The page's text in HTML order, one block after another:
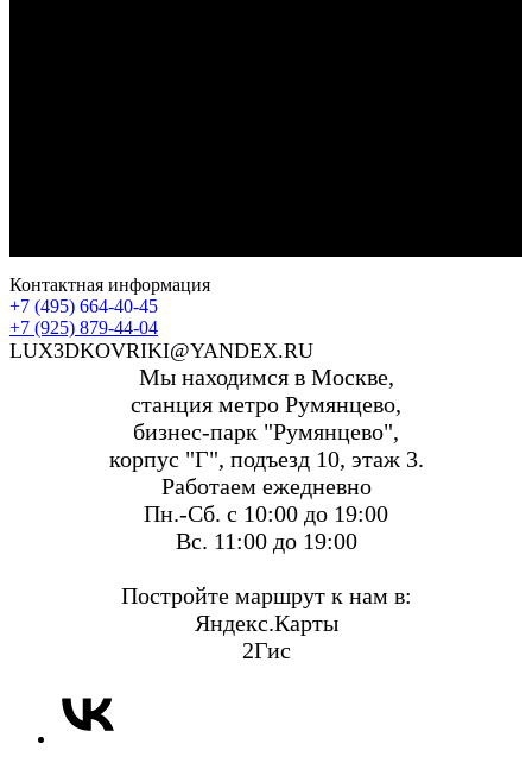
Контактная информация
+7 (495) 664-40-45
+7 (925) 879-44-04
LUX3DKOVRIKI@YANDEX.RU
Мы находимся в Москве,
станция метро Румянцево,
бизнес-парк "Румянцево",
корпус "Г", подъезд 10, этаж 3.
Работаем ежедневно
Пн.-Сб. с 10:00 до 19:00
Вс. 11:00 до 19:00
Постройте маршрут к нам в:
Яндекс.Карты
2Гис